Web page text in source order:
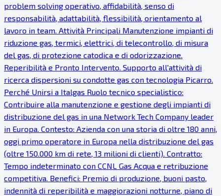
problem solving operativo, affidabilità, senso di
responsabilità, adattabilità, flessibilità, orientamento al
lavoro in team. Attività Principali Manutenzione impianti di
riduzione gas, termici, elettrici, di telecontrollo, di misura
del gas, di protezione catodica e di odorizzazione.
Reperibilità e Pronto Intervento. Supporto all'attività di
ricerca dispersioni su condotte gas con tecnologia Picarro.
Perché Unirsi a Italgas Ruolo tecnico specialistico:
Contribuire alla manutenzione e gestione degli impianti di
distribuzione del gas in una Network Tech Company leader
in Europa. Contesto: Azienda con una storia di oltre 180 anni,
oggi primo operatore in Europa nella distribuzione del gas
(oltre 150.000 km di rete, 13 milioni di clienti). Contratto:
Tempo indeterminato con CCNL Gas Acqua e retribuzione
competitiva. Benefici: Premio di produzione, buoni pasto,
indennità di reperibilità e maggiorazioni notturne, piano di